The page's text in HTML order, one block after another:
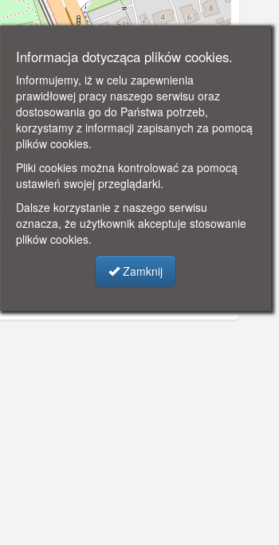
©OpenStreetMapcontributors.
Informacja dotycząca plików cookies.
Informujemy, iż w celu zapewnienia
prawidłowej pracy naszego serwisu oraz
dostosowania go do Państwa potrzeb,
korzystamy z informacji zapisanych za pomocą
plików cookies.
Pliki cookies można kontrolować za pomocą
ustawień swojej przeglądarki.
Dalsze korzystanie z naszego serwisu
oznacza, że użytkownik akceptuje stosowanie
plików cookies.
Zamknij